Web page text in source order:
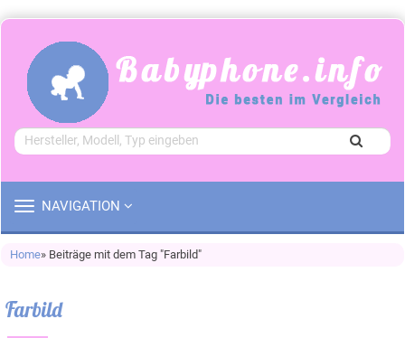
TOGGLE
NAVIGATION
Home» Beiträge mit dem Tag "Farbild"
Farbild